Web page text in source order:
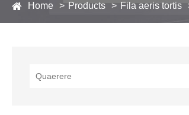
Home Products Fila aeris tortis